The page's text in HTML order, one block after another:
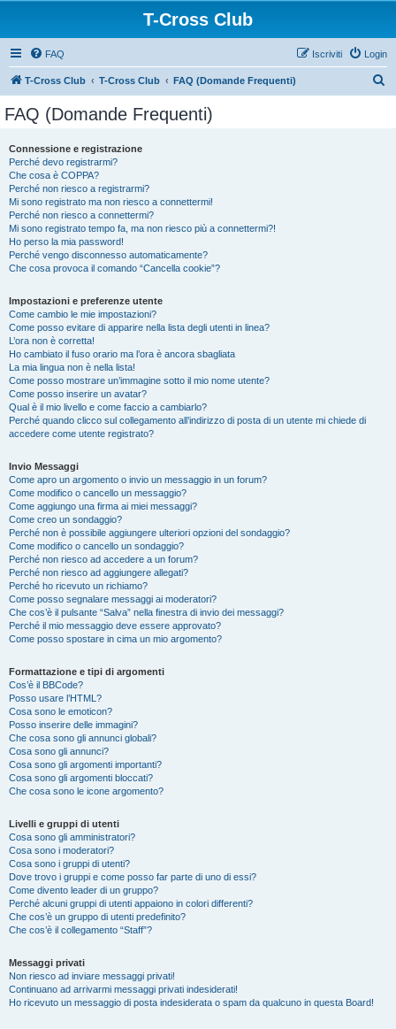
T-Cross Club
FAQ Login
Iscriviti
T-Cross Club T-Cross Club FAQ (Domande Frequenti)
FAQ (Domande Frequenti)
Connessione e registrazione
Perché devo registrarmi?
Che cosa è COPPA?
Perché non riesco a registrarmi?
Mi sono registrato ma non riesco a connettermi!
Perché non riesco a connettermi?
Mi sono registrato tempo fa, ma non riesco più a connettermi?!
Ho perso la mia password!
Perché vengo disconnesso automaticamente?
Che cosa provoca il comando “Cancella cookie”?
Impostazioni e preferenze utente
Come cambio le mie impostazioni?
Come posso evitare di apparire nella lista degli utenti in linea?
L’ora non è corretta!
Ho cambiato il fuso orario ma l’ora è ancora sbagliata
La mia lingua non è nella lista!
Come posso mostrare un’immagine sotto il mio nome utente?
Come posso inserire un avatar?
Qual è il mio livello e come faccio a cambiarlo?
Perché quando clicco sul collegamento all’indirizzo di posta di un utente mi chiede di
accedere come utente registrato?
Invio Messaggi
Come apro un argomento o invio un messaggio in un forum?
Come modifico o cancello un messaggio?
Come aggiungo una firma ai miei messaggi?
Come creo un sondaggio?
Perché non è possibile aggiungere ulteriori opzioni del sondaggio?
Come modifico o cancello un sondaggio?
Perché non riesco ad accedere a un forum?
Perché non riesco ad aggiungere allegati?
Perché ho ricevuto un richiamo?
Come posso segnalare messaggi ai moderatori?
Che cos’è il pulsante “Salva” nella finestra di invio dei messaggi?
Perché il mio messaggio deve essere approvato?
Come posso spostare in cima un mio argomento?
Formattazione e tipi di argomenti
Cos’è il BBCode?
Posso usare l’HTML?
Cosa sono le emoticon?
Posso inserire delle immagini?
Che cosa sono gli annunci globali?
Cosa sono gli annunci?
Cosa sono gli argomenti importanti?
Cosa sono gli argomenti bloccati?
Che cosa sono le icone argomento?
Livelli e gruppi di utenti
Cosa sono gli amministratori?
Cosa sono i moderatori?
Cosa sono i gruppi di utenti?
Dove trovo i gruppi e come posso far parte di uno di essi?
Come divento leader di un gruppo?
Perché alcuni gruppi di utenti appaiono in colori differenti?
Che cos’è un gruppo di utenti predefinito?
Che cos’è il collegamento “Staff”?
Messaggi privati
Non riesco ad inviare messaggi privati!
Continuano ad arrivarmi messaggi privati indesiderati!
Ho ricevuto un messaggio di posta indesiderata o spam da qualcuno in questa Board!